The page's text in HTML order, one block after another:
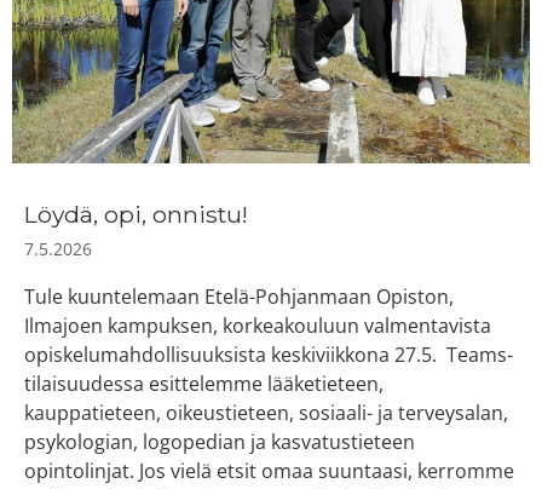
Löydä, opi, onnistu!
7.5.2026
Tule kuuntelemaan Etelä-Pohjanmaan Opiston,
Ilmajoen kampuksen, korkeakouluun valmentavista
opiskelumahdollisuuksista keskiviikkona 27.5. Teams-
tilaisuudessa esittelemme lääketieteen,
kauppatieteen, oikeustieteen, sosiaali- ja terveysalan,
psykologian, logopedian ja kasvatustieteen
opintolinjat. Jos vielä etsit omaa suuntaasi, kerromme